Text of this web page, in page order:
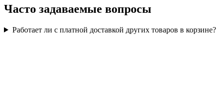
Часто задаваемые вопросы
Работает ли с платной доставкой других товаров в корзине?